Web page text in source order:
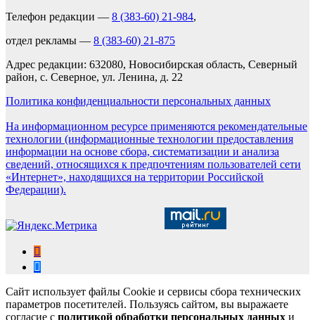
Телефон редакции — 8 (383-60) 21-984,
отдел рекламы — 8 (383-60) 21-875
Адрес редакции: 632080, Новосибирская область, Северный
район, с. Северное, ул. Ленина, д. 22
Политика конфиденциальности персональных данных
На информационном ресурсе применяются рекомендательные
технологии (информационные технологии предоставления
информации на основе сбора, систематизации и анализа
сведений, относящихся к предпочтениям пользователей сети
«Интернет», находящихся на территории Российской
Федерации).
Сайт использует файлы Cookie и сервисы сбора технических
параметров посетителей. Пользуясь сайтом, вы выражаете
согласие с политикой обработки персональных данных и